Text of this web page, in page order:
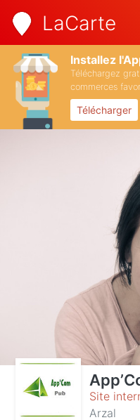
LaCarte
Installez
Téléchargez
commerces
Télécharger
Site
Arzal